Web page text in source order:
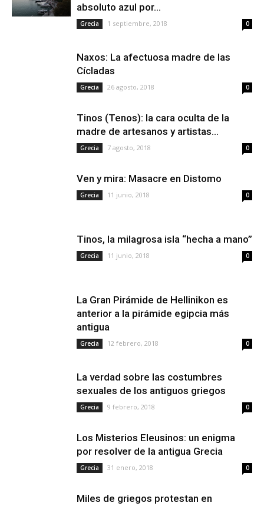
absoluto azul por...
Grecia 1 septiembre, 2018 0
Naxos: La afectuosa madre de las
Cícladas
Grecia 26 agosto, 2018 0
Tinos (Tenos): la cara oculta de la
madre de artesanos y artistas...
Grecia 7 agosto, 2018 0
Ven y mira: Masacre en Distomo
Grecia 11 junio, 2018 0
Tinos, la milagrosa isla “hecha a mano”
Grecia 11 junio, 2018 0
La Gran Pirámide de Hellinikon es
anterior a la pirámide egipcia más
antigua
Grecia 12 febrero, 2018 0
La verdad sobre las costumbres
sexuales de los antiguos griegos
Grecia 9 febrero, 2018 0
Los Misterios Eleusinos: un enigma
por resolver de la antigua Grecia
Grecia 31 enero, 2018 0
Miles de griegos protestan en